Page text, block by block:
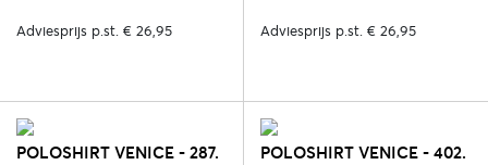
Adviesprijs p.st. € 26,95 Adviesprijs p.st. € 26,95
POLOSHIRT VENICE - 287.
POLOSHIRT VENICE - 402.